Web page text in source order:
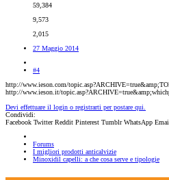
59,384
9,573
2,015
27 Maggio 2014
#4
http://www.ieson.com/
http://www.ieson.it/
Devi effettuare il login o registrarti per postare qui.
Condividi:
Facebook Twitter Reddit Pinterest Tumblr WhatsApp
Forums
I migliori prodotti anticalvizie
Minoxidil capelli: a che cosa serve e tipologie